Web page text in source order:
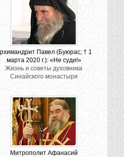
Павел (Буюрас; † 1
марта 2020 г.): «Не суди!»
Жизнь и советы духовника
Синайского монастыря
Митрополит Афанасий